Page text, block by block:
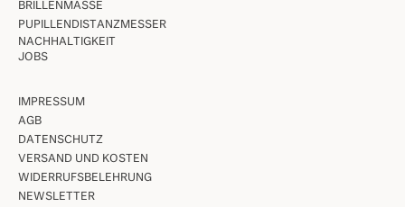
BRILLENMASSE
PUPILLENDISTANZMESSER
NACHHALTIGKEIT
JOBS
IMPRESSUM
AGB
DATENSCHUTZ
VERSAND UND KOSTEN
WIDERRUFSBELEHRUNG
NEWSLETTER